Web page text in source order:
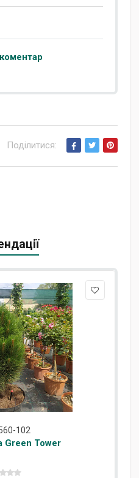
Поділитися:
102
Green Tower